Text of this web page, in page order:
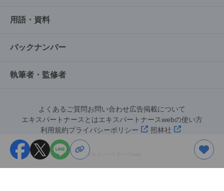
用語・資料
バックナンバー
執筆者・監修者
よくあるご質問お問い合わせ広告掲載について
エキスパートナースとはエキスパートナースwebの使い方
利用規約プライバシーポリシー 照林社
©︎エキスパートナースweb